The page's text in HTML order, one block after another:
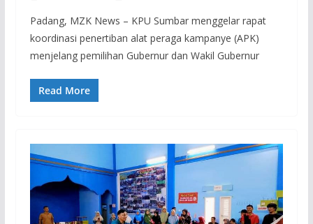
Padang, MZK News – KPU Sumbar menggelar rapat
koordinasi penertiban alat peraga kampanye (APK)
menjelang pemilihan Gubernur dan Wakil Gubernur
Read More